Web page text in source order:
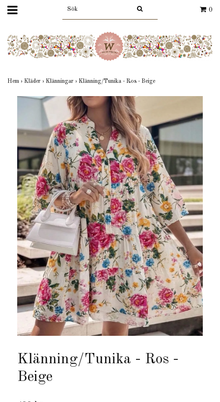
0
Hem › Kläder › Klänningar › Klänning/Tunika - Ros - Beige
Klänning/Tunika - Ros -
Beige